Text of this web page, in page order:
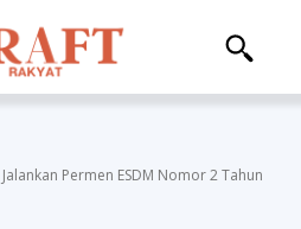
Jalankan Permen ESDM Nomor 2 Tahun